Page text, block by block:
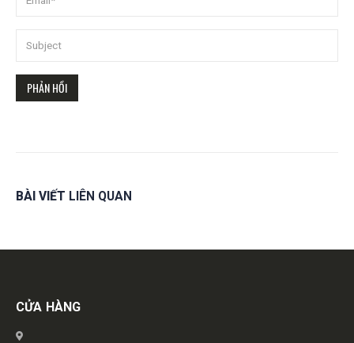
BÀI VIẾT LIÊN QUAN
Get in touch
CỬA HÀNG